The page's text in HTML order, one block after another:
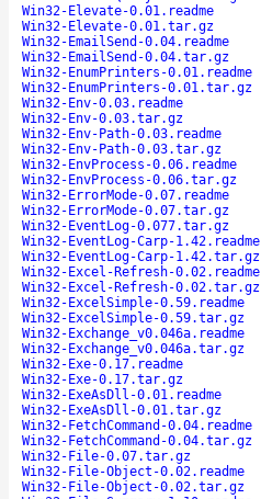
Win32-Elevate-0.01.readme
Win32-Elevate-0.01.tar.gz
Win32-EmailSend-0.04.readme
Win32-EmailSend-0.04.tar.gz
Win32-EnumPrinters-0.01.readme
Win32-EnumPrinters-0.01.tar.gz
Win32-Env-0.03.readme
Win32-Env-0.03.tar.gz
Win32-Env-Path-0.03.readme
Win32-Env-Path-0.03.tar.gz
Win32-EnvProcess-0.06.readme
Win32-EnvProcess-0.06.tar.gz
Win32-ErrorMode-0.07.readme
Win32-ErrorMode-0.07.tar.gz
Win32-EventLog-0.077.tar.gz
Win32-EventLog-Carp-1.42.readme
Win32-EventLog-Carp-1.42.tar.gz
Win32-Excel-Refresh-0.02.readme
Win32-Excel-Refresh-0.02.tar.gz
Win32-ExcelSimple-0.59.readme
Win32-ExcelSimple-0.59.tar.gz
Win32-Exchange_v0.046a.readme
Win32-Exchange_v0.046a.tar.gz
Win32-Exe-0.17.readme
Win32-Exe-0.17.tar.gz
Win32-ExeAsDll-0.01.readme
Win32-ExeAsDll-0.01.tar.gz
Win32-FetchCommand-0.04.readme
Win32-FetchCommand-0.04.tar.gz
Win32-File-0.07.tar.gz
Win32-File-Object-0.02.readme
Win32-File-Object-0.02.tar.gz